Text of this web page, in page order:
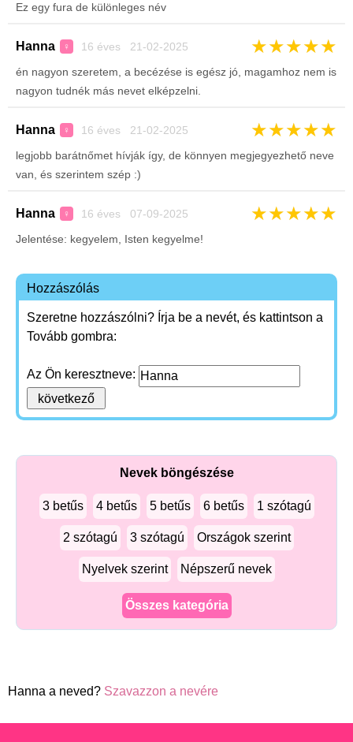
Ez egy fura de különleges név
Hanna ♀ 16 éves 21-02-2025 ★★★★★
én nagyon szeretem, a becézése is egész jó, magamhoz nem is
nagyon tudnék más nevet elképzelni.
Hanna ♀ 16 éves 21-02-2025 ★★★★★
legjobb barátnőmet hívják így, de könnyen megjegyezhető neve
van, és szerintem szép :)
Hanna ♀ 16 éves 07-09-2025 ★★★★★
Jelentése: kegyelem, Isten kegyelme!
Hozzászólás
Szeretne hozzászólni? Írja be a nevét, és kattintson a
Tovább gombra:
Az Ön keresztneve:
Nevek böngészése
3 betűs 4 betűs 5 betűs 6 betűs 1 szótagú
2 szótagú 3 szótagú Országok szerint
Nyelvek szerint Népszerű nevek
Összes kategória
Hanna a neved? Szavazzon a nevére